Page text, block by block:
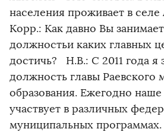
населения проживает в селе
Корр.: Как давно Вы
должностьи каких главных
достичь? Н.В.: С 2011 года я
должность главы Раевского
образования. Ежегодно
участвует в различных
муниципальных программах.